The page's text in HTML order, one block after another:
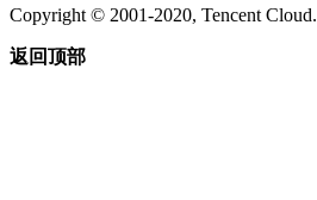
Copyright © 2001-2020, Tencent Cloud.
返回顶部